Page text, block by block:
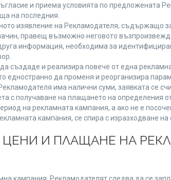
и приема условията по предложената
на последния.
изявление на Рекламодателя, съдържащо
правещ възможно неговото
информация, необходима за
създаде и реализира повече от една
едностранно да променя и реорганизира
има налични суми, заявката се
с получаване на плащането на
на рекламната кампания, а ако не е
кампания, се спира с изразходване
ЦЕНИ И ПЛАЩАНЕ НА
кампания, Рекламодателят следва да се